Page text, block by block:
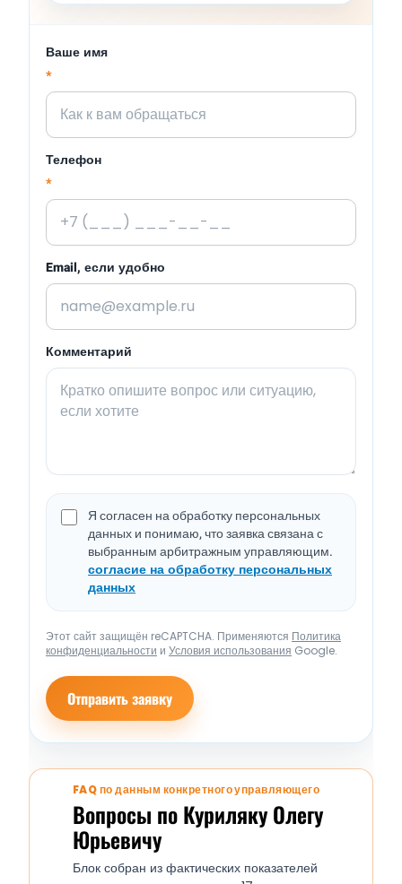
Ваше имя
*
Телефон
*
Email, если удобно
Комментарий
Я согласен на обработку персональных
данных и понимаю, что заявка связана с
выбранным арбитражным управляющим.
согласие на обработку персональных
данных
Этот сайт защищён reCAPTCHA. Применяются Политика
конфиденциальности и Условия использования Google.
Отправить заявку
FAQ по данным конкретного управляющего
Вопросы по Куриляку Олегу
Юрьевичу
Блок собран из фактических показателей